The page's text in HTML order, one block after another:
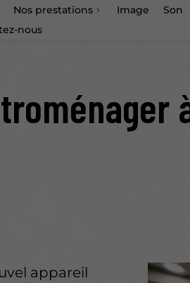
Nos prestations Image Son
nous
appareil